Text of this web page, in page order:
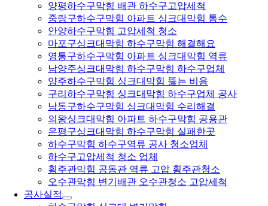
양평하수구막힘 배관 하수구고압세척
중랑구하수구막힘 아파트 싱크대막힘 통수
안양하수구막힘 고압세척 청소
마포구싱크대막힘 하수구막힘 해결해요
영통구하수구막힘 아파트 싱크대막힘 역류
남양주싱크대막힘 하수구막힘 하수구업체
양주하수구막힘 싱크대막힘 뚫는 비용
구리하수구막힘 싱크대막힘 하수구업체 공사
남동구하수구막힘 싱크대막힘 수리해결
의왕싱크대막힘 아파트 하수구막힘 공용관
은평구싱크대막힘 하수구막힘 실패한곳
하수구막힘 하수구역류 공사 청소업체
하수구고압세척 청소 업체
횡주관막힘 공동관 역류 고압 횡주관청소
오수관막힘 변기배관 오수관청소 고압세척
공사실적